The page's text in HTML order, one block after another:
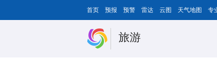
首页 预报 预警 雷达 云图 天气地图 专
旅游